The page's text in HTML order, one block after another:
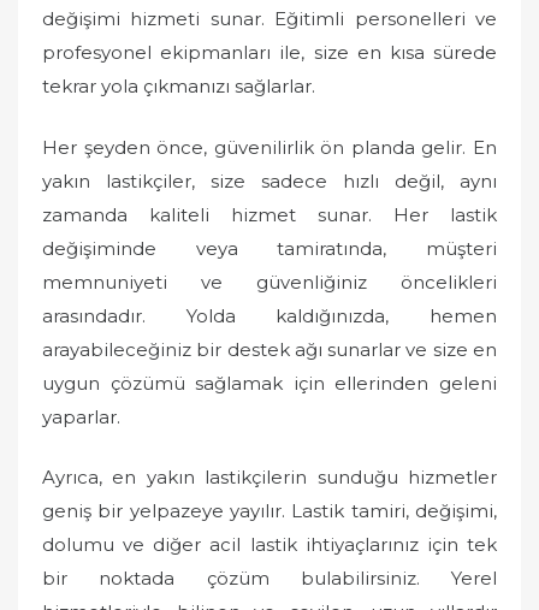
değişimi hizmeti sunar. Eğitimli personelleri ve
profesyonel ekipmanları ile, size en kısa sürede
tekrar yola çıkmanızı sağlarlar.
Her şeyden önce, güvenilirlik ön planda gelir. En
yakın lastikçiler, size sadece hızlı değil, aynı
zamanda kaliteli hizmet sunar. Her lastik
değişiminde veya tamiratında, müşteri
memnuniyeti ve güvenliğiniz öncelikleri
arasındadır. Yolda kaldığınızda, hemen
arayabileceğiniz bir destek ağı sunarlar ve size en
uygun çözümü sağlamak için ellerinden geleni
yaparlar.
Ayrıca, en yakın lastikçilerin sunduğu hizmetler
geniş bir yelpazeye yayılır. Lastik tamiri, değişimi,
dolumu ve diğer acil lastik ihtiyaçlarınız için tek
bir noktada çözüm bulabilirsiniz. Yerel